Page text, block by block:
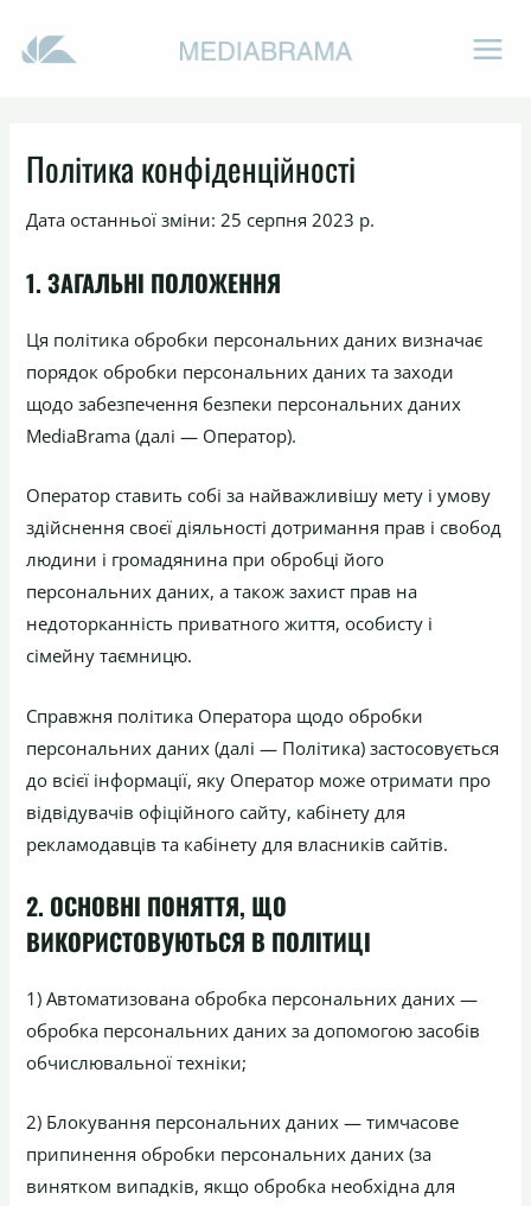
Політика конфіденційності
Дата останньої зміни: 25 серпня 2023 р.
1. ЗАГАЛЬНІ ПОЛОЖЕННЯ
Ця політика обробки персональних даних визначає
порядок обробки персональних даних та заходи
щодо забезпечення безпеки персональних даних
MediaBrama (далі — Оператор).
Оператор ставить собі за найважливішу мету і умову
здійснення своєї діяльності дотримання прав і свобод
людини і громадянина при обробці його
персональних даних, а також захист прав на
недоторканність приватного життя, особисту і
сімейну таємницю.
Справжня політика Оператора щодо обробки
персональних даних (далі — Політика) застосовується
до всієї інформації, яку Оператор може отримати про
відвідувачів офіційного сайту, кабінету для
рекламодавців та кабінету для власників сайтів.
2. ОСНОВНІ ПОНЯТТЯ, ЩО
ВИКОРИСТОВУЮТЬСЯ В ПОЛІТИЦІ
1) Автоматизована обробка персональних даних —
обробка персональних даних за допомогою засобів
обчислювальної техніки;
2) Блокування персональних даних — тимчасове
припинення обробки персональних даних (за
винятком випадків, якщо обробка необхідна для